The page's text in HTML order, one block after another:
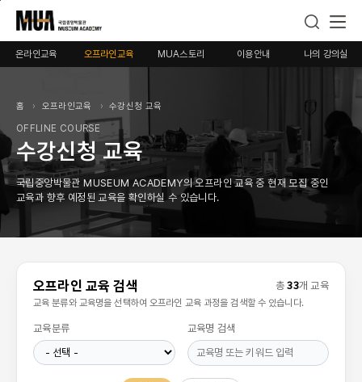
으
기
메
가
기
로
온라인교육 오프라인교육 MUA스토리 이용안내 나의 강의실
홈 오프라인교육 수강신청 교육
OFFLINE COURSE
수강신청 교육
국립중앙박물관 MUSEUM ACADEMY의 오프라인 교육 중 현재 모집 중인
교육과 향후 예정된 교육을 확인하실 수 있습니다.
오프라인 교육 검색
교육 분류와 교육명을 선택하여 오프라인 교육 과정을 검색할 수 있습니다.
총33개 교육
교육분류 교육명 검색